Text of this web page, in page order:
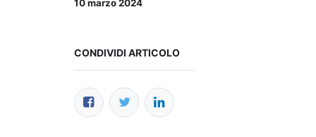
10 marzo 2024
CONDIVIDI ARTICOLO